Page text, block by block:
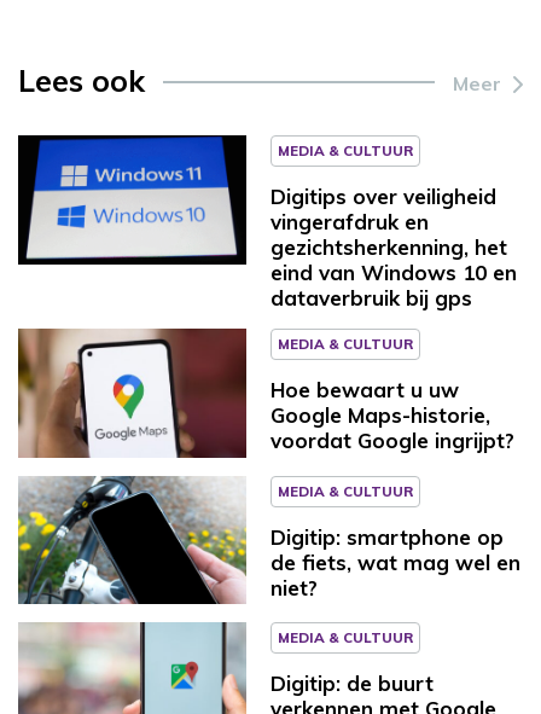
Lees ook Meer
MEDIA & CULTUUR
Digitips over veiligheid
vingerafdruk en
gezichtsherkenning, het
eind van Windows 10 en
dataverbruik bij gps
MEDIA & CULTUUR
Hoe bewaart u uw
Google Maps-historie,
voordat Google ingrijpt?
MEDIA & CULTUUR
Digitip: smartphone op
de fiets, wat mag wel en
niet?
MEDIA & CULTUUR
Digitip: de buurt
verkennen met Google